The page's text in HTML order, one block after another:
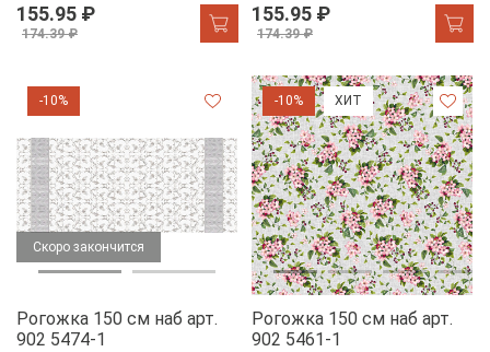
155.95 ₽
174.39 ₽
155.95 ₽
174.39 ₽
-10%
Скоро закончится
Рогожка 150 см наб арт.
902 5474-1
-10% ХИТ
Рогожка 150 см наб арт.
902 5461-1